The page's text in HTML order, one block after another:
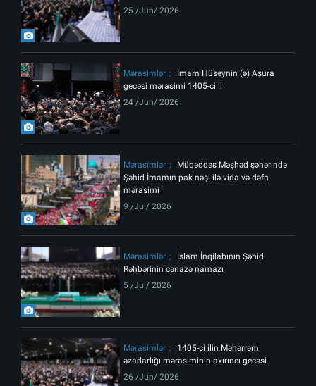
25 /Jun/ 2026
Mərasimlər
İmam Hüseynin (ə) Aşura
gecəsi mərasimi 1405-ci il
24 /Jun/ 2026
Mərasimlər
Müqəddəs Məşhəd şəhərində
Şəhid İmamın pak nəşi ilə vida və dəfn
mərasimi
9 /Jul/ 2026
Mərasimlər
İslam İnqilabının Şəhid
Rəhbərinin cənazə namazı
5 /Jul/ 2026
Mərasimlər
1405-ci ilin Məhərrəm
əzadarlığı mərasiminin axırıncı gecəsi
26 /Jun/ 2026